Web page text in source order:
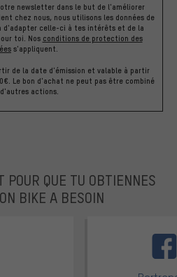
newsletter dans le but de l'améliorer
chez nous, nous utilisons les données de
d'adapter celle-ci à tes intérêts et de la
toi. Nos conditions de protection des
s'appliquent.
de la date d'émission et valable à partir
Le bon d'achat ne peut pas être combiné
actions.
POUR QUE TU OBTIENNES
BIKE A BESOIN